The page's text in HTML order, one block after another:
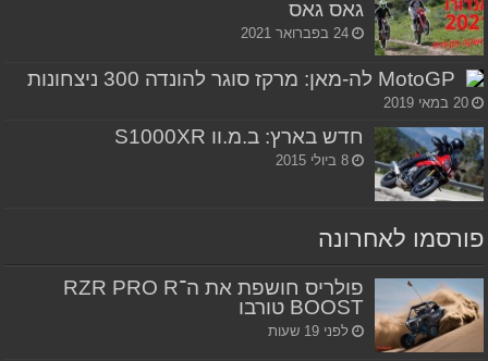
גאס גאס
24 בפברואר 2021
MotoGP לה-מאן: מרקז סוגר להונדה 300 ניצחונות
20 במאי 2019
חדש בארץ: ב.מ.וו S1000XR
8 ביולי 2015
פורסמו לאחרונה
פולריס חושפת את ה־RZR PRO R
BOOST טורבו
לפני 19 שעות